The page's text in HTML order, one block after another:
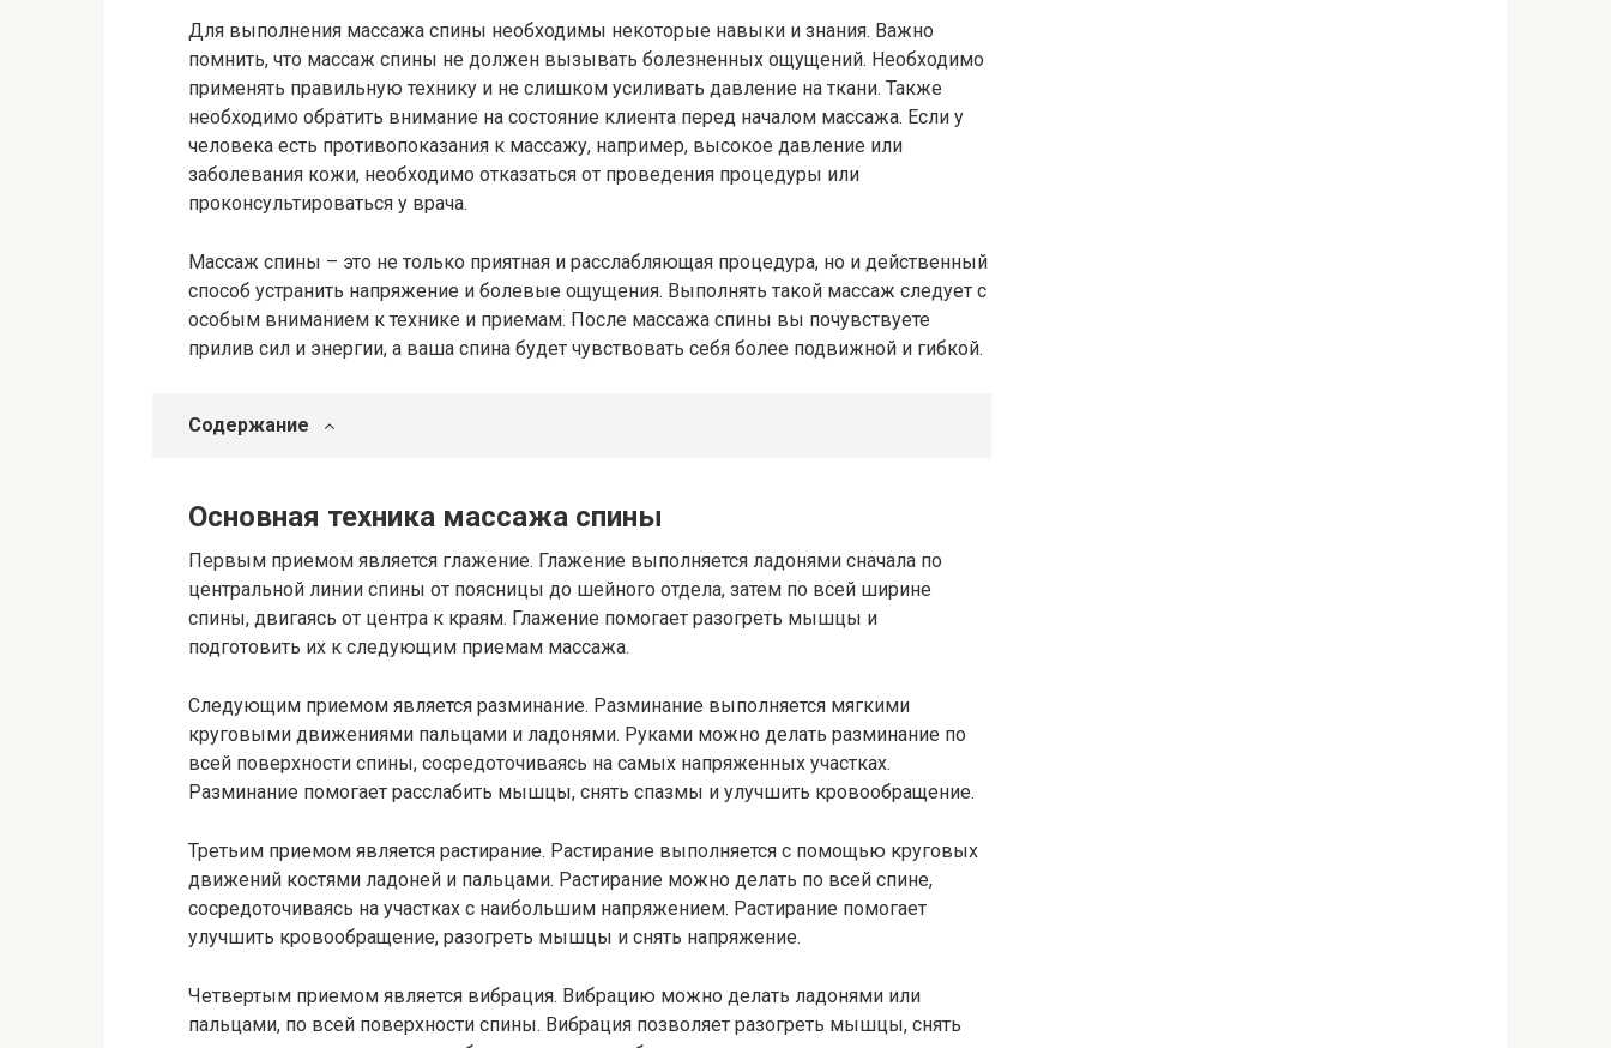
Для выполнения массажа спины необходимы некоторые навыки и знания. Важно
помнить, что массаж спины не должен вызывать болезненных ощущений. Необходимо
применять правильную технику и не слишком усиливать давление на ткани. Также
необходимо обратить внимание на состояние клиента перед началом массажа. Если у
человека есть противопоказания к массажу, например, высокое давление или
заболевания кожи, необходимо отказаться от проведения процедуры или
проконсультироваться у врача.
Массаж спины – это не только приятная и расслабляющая процедура, но и действенный
способ устранить напряжение и болевые ощущения. Выполнять такой массаж следует с
особым вниманием к технике и приемам. После массажа спины вы почувствуете
прилив сил и энергии, а ваша спина будет чувствовать себя более подвижной и гибкой.
Содержание
Основная техника массажа спины
Первым приемом является глажение. Глажение выполняется ладонями сначала по
центральной линии спины от поясницы до шейного отдела, затем по всей ширине
спины, двигаясь от центра к краям. Глажение помогает разогреть мышцы и
подготовить их к следующим приемам массажа.
Следующим приемом является разминание. Разминание выполняется мягкими
круговыми движениями пальцами и ладонями. Руками можно делать разминание по
всей поверхности спины, сосредоточиваясь на самых напряженных участках.
Разминание помогает расслабить мышцы, снять спазмы и улучшить кровообращение.
Третьим приемом является растирание. Растирание выполняется с помощью круговых
движений костями ладоней и пальцами. Растирание можно делать по всей спине,
сосредоточиваясь на участках с наибольшим напряжением. Растирание помогает
улучшить кровообращение, разогреть мышцы и снять напряжение.
Четвертым приемом является вибрация. Вибрацию можно делать ладонями или
пальцами, по всей поверхности спины. Вибрация позволяет разогреть мышцы, снять